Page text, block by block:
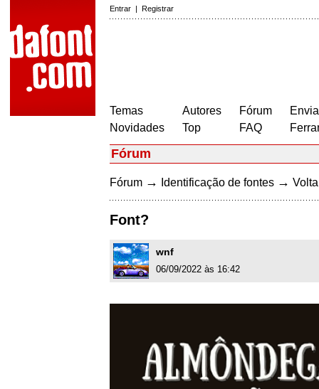
Entrar | Registrar
Temas
Novidades
Autores
Top
Fórum
FAQ
Fórum
Fórum → Identificação de fontes →
Font?
wnf
06/09/2022 às 16:42